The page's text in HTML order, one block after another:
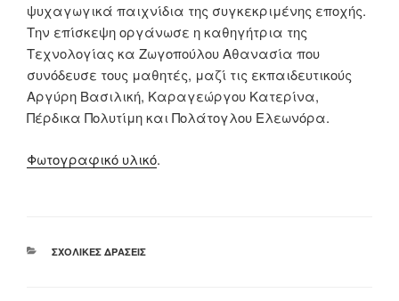
ψυχαγωγικά παιχνίδια της συγκεκριμένης εποχής.
Την επίσκεψη οργάνωσε η καθηγήτρια της
Τεχνολογίας κα Ζωγοπούλου Αθανασία που
συνόδευσε τους μαθητές, μαζί τις εκπαιδευτικούς
Αργύρη Βασιλική, Καραγεώργου Κατερίνα,
Πέρδικα Πολυτίμη και Πολάτογλου Ελεωνόρα.
Φωτογραφικό υλικό.
ΚΑΤΗΓΟΡΊΕΣ
ΣΧΟΛΙΚΈΣ ΔΡΆΣΕΙΣ